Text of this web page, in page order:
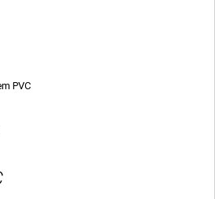
PVC